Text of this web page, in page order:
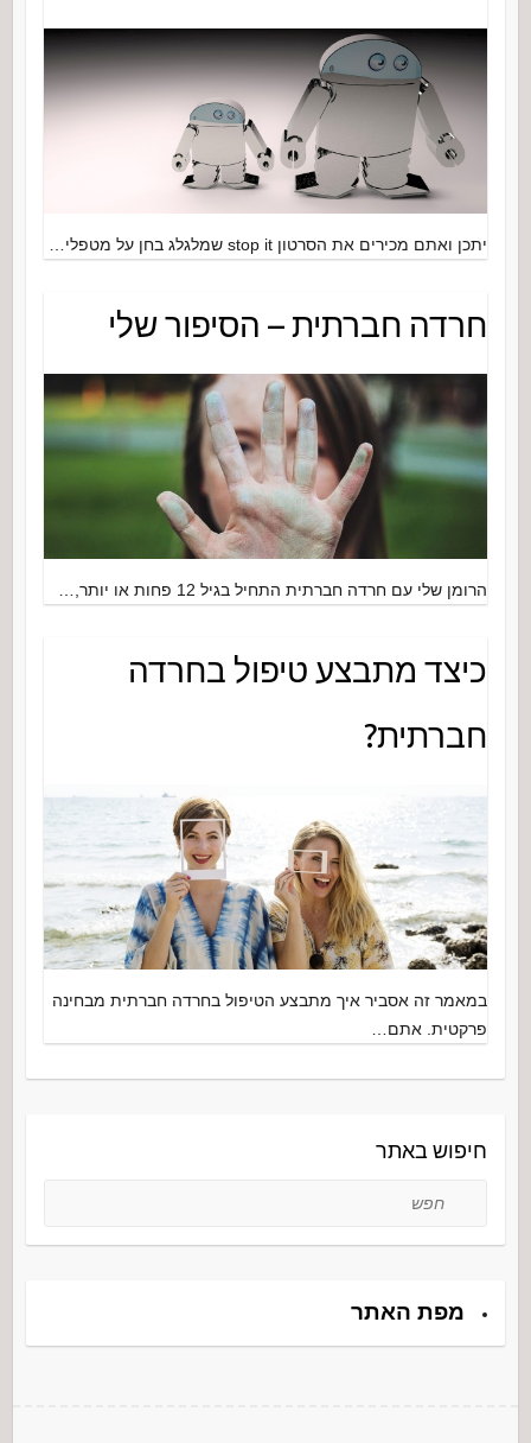
יתכן ואתם מכירים את הסרטון stop it שמלגלג בחן על מטפלי…
חרדה חברתית – הסיפור שלי
הרומן שלי עם חרדה חברתית התחיל בגיל 12 פחות או יותר,…
כיצד מתבצע טיפול בחרדה
חברתית?
במאמר זה אסביר איך מתבצע הטיפול בחרדה חברתית מבחינה
פרקטית. אתם…
חיפוש באתר
מפת האתר